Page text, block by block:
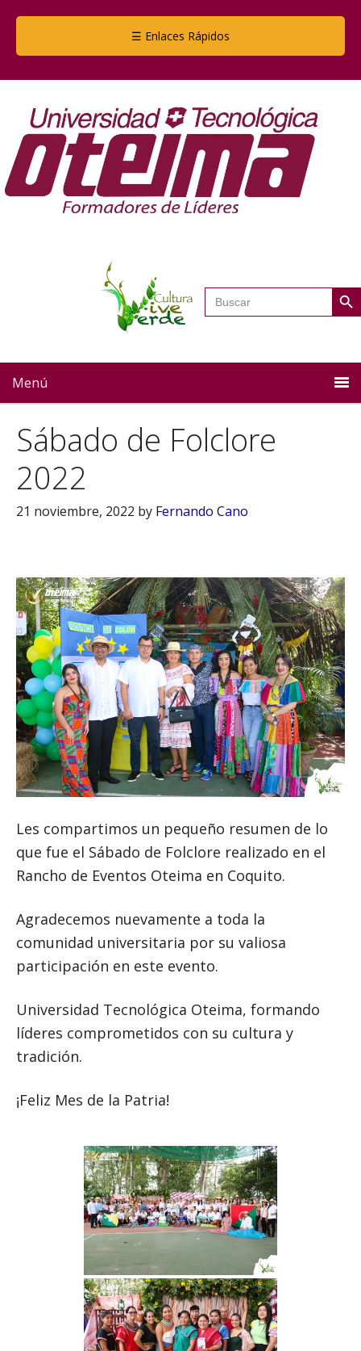
☰ Enlaces Rápidos
Buscar: Botón
Menú
Sábado de Folclore
2022
21 noviembre, 2022 by Fernando Cano
Les compartimos un pequeño resumen de lo
que fue el Sábado de Folclore realizado en el
Rancho de Eventos Oteima en Coquito.
Agradecemos nuevamente a toda la
comunidad universitaria por su valiosa
participación en este evento.
Universidad Tecnológica Oteima, formando
líderes comprometidos con su cultura y
tradición.
¡Feliz Mes de la Patria!